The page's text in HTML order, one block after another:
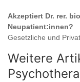
Akzeptiert Dr. rer.
Neupatient:innen?
Gesetzliche und
Weitere